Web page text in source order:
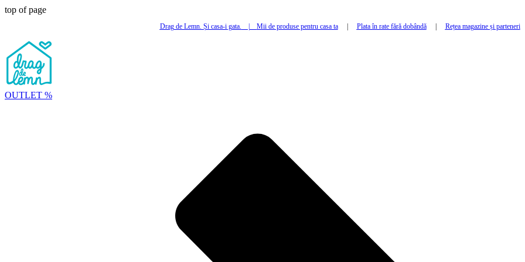
top of page
Drag de Lemn. Și casa-i gata. Mii de produse pentru casa ta| Plata în rate fără dobândă| Rețea magazine și parteneri
OUTLET %